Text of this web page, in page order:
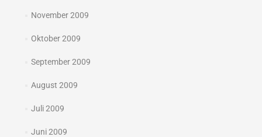
November 2009
Oktober 2009
September 2009
August 2009
Juli 2009
Juni 2009